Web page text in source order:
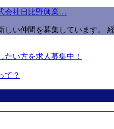
会社日比野興業…
しい仲間を募集しています。
い方を求人募集中！
て？